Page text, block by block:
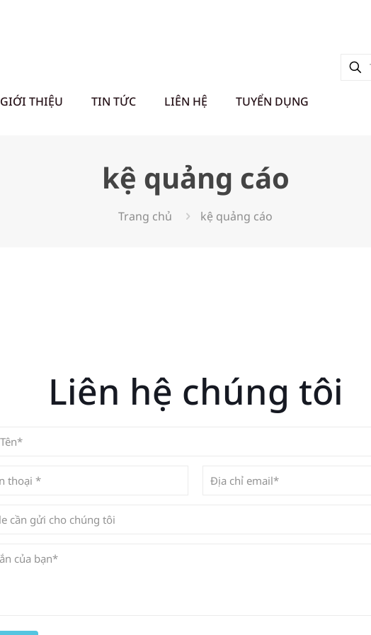
GIỚI THIỆU TIN TỨC LIÊN HỆ TUYỂN DỤNG
kệ quảng cáo
Trang chủ kệ quảng cáo
Liên hệ chúng tôi